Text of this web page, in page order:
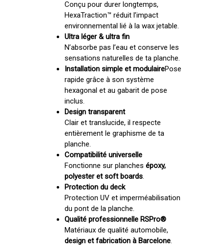
Votre panier est vide.
Go To Shop
Conçu pour durer longtemps,
HexaTraction™ réduit l’impact
environnemental lié à la wax jetable.
Ultra léger & ultra fin
N’absorbe pas l’eau et conserve les
sensations naturelles de ta planche.
Installation simple et modulairePose
rapide grâce à son système
hexagonal et au gabarit de pose
inclus.
Design transparent
Clair et translucide, il respecte
entièrement le graphisme de ta
planche.
Compatibilité universelle
Fonctionne sur planches époxy,
polyester et soft boards.
Protection du deck
Protection UV et imperméabilisation
du pont de la planche.
Qualité professionnelle RSPro®
Matériaux de qualité automobile,
design et fabrication à Barcelone.